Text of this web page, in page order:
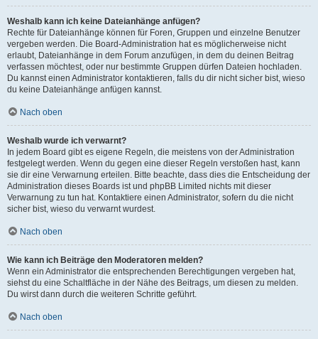
Weshalb kann ich keine Dateianhänge anfügen?
Rechte für Dateianhänge können für Foren, Gruppen und einzelne Benutzer
vergeben werden. Die Board-Administration hat es möglicherweise nicht
erlaubt, Dateianhänge in dem Forum anzufügen, in dem du deinen Beitrag
verfassen möchtest, oder nur bestimmte Gruppen dürfen Dateien hochladen.
Du kannst einen Administrator kontaktieren, falls du dir nicht sicher bist, wieso
du keine Dateianhänge anfügen kannst.
Nach oben
Weshalb wurde ich verwarnt?
In jedem Board gibt es eigene Regeln, die meistens von der Administration
festgelegt werden. Wenn du gegen eine dieser Regeln verstoßen hast, kann
sie dir eine Verwarnung erteilen. Bitte beachte, dass dies die Entscheidung der
Administration dieses Boards ist und phpBB Limited nichts mit dieser
Verwarnung zu tun hat. Kontaktiere einen Administrator, sofern du die nicht
sicher bist, wieso du verwarnt wurdest.
Nach oben
Wie kann ich Beiträge den Moderatoren melden?
Wenn ein Administrator die entsprechenden Berechtigungen vergeben hat,
siehst du eine Schaltfläche in der Nähe des Beitrags, um diesen zu melden.
Du wirst dann durch die weiteren Schritte geführt.
Nach oben